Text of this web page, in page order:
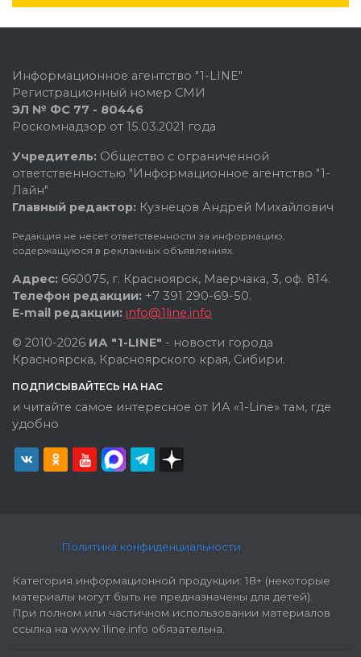
Информационное агентство "1-LINE"
Регистрационный номер СМИ
ЭЛ № ФС 77 - 80446
Роскомнадзор от 15.03.2021 года
Учредитель: Общество с ограниченной
ответственностью "Информационное агентство "1-
Лайн"
Главный редактор: Кузнецов Андрей Михайлович
Редакция не несет ответственности за информацию,
содержащуюся в рекламных объявлениях.
Адрес: 660075, г. Красноярск, Маерчака, 3, оф. 814.
Телефон редакции: +7 391 290-69-50.
E-mail редакции: info@1line.info
© 2010-2026 ИА "1-LINE" - новости города
Красноярска, Красноярского края, Сибири.
ПОДПИСЫВАЙТЕСЬ НА НАС
и читайте самое интересное от ИА «1-Line» там, где
удобно
Политика конфиденциальности
Категория информационной продукции: 18+ (некоторые
материалы могут быть не предназначены для детей).
При полном или частичном использовании материалов
ссылка на www.1line.info обязательна.